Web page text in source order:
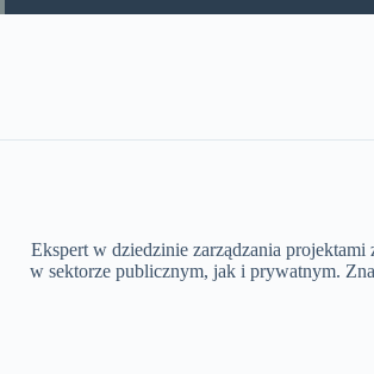
Ekspert w dziedzinie zarządzania
w sektorze publicznym, jak i prywatnym.